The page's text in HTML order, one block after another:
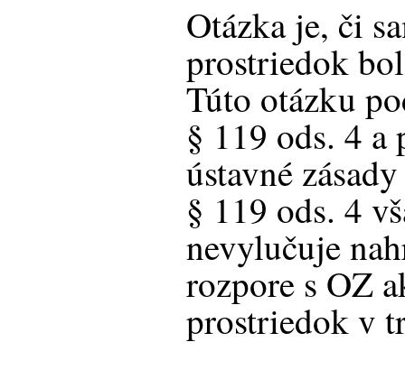
Otázka je, či
prostriedok
Túto otázku
§ 119 ods. 4 a
ústavné
§ 119 ods. 4
nevylučuje
rozpore s OZ
prostriedok v